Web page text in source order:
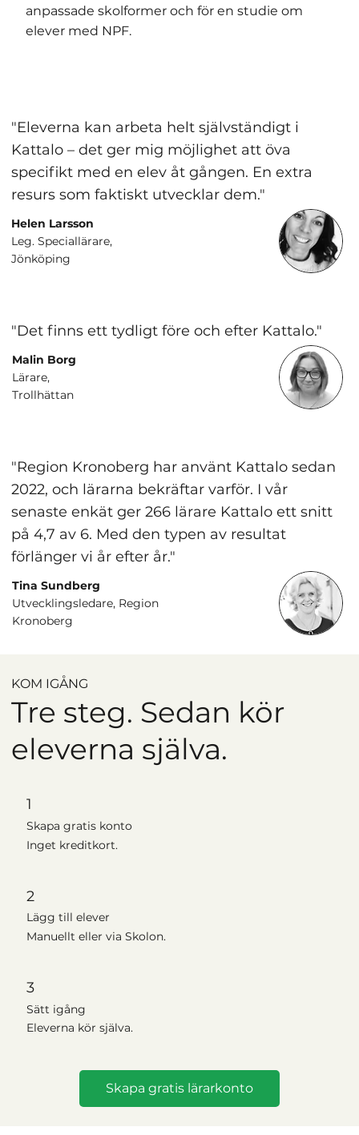
anpassade skolformer och för en studie om
elever med NPF.
"Eleverna kan arbeta helt självständigt i
Kattalo – det ger mig möjlighet att öva
specifikt med en elev åt gången. En extra
resurs som faktiskt utvecklar dem."
Helen Larsson
Leg. Speciallärare,
Jönköping
"Det finns ett tydligt före och efter Kattalo."
Malin Borg
Lärare,
Trollhättan
"Region Kronoberg har använt Kattalo sedan
2022, och lärarna bekräftar varför. I vår
senaste enkät ger 266 lärare Kattalo ett snitt
på 4,7 av 6. Med den typen av resultat
förlänger vi år efter år."
Tina Sundberg
Utvecklingsledare, Region
Kronoberg
Skapa gratis lärarkonto
1
Skapa gratis konto
Inget kreditkort.
2
Lägg till elever
Manuellt eller via Skolon.
3
Sätt igång
Eleverna kör själva.
KOM IGÅNG
Tre steg. Sedan kör
eleverna själva.